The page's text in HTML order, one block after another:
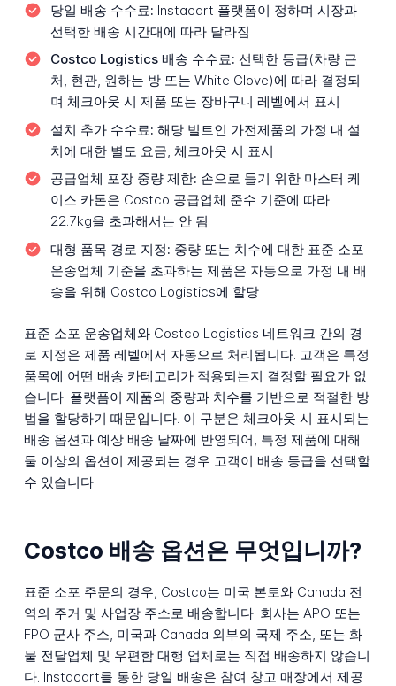
당일 배송 수수료: Instacart 플랫폼이 정하며 시장과
선택한 배송 시간대에 따라 달라짐
Costco Logistics 배송 수수료: 선택한 등급(차량 근
처, 현관, 원하는 방 또는 White Glove)에 따라 결정되
며 체크아웃 시 제품 또는 장바구니 레벨에서 표시
설치 추가 수수료: 해당 빌트인 가전제품의 가정 내 설
치에 대한 별도 요금, 체크아웃 시 표시
공급업체 포장 중량 제한: 손으로 들기 위한 마스터 케
이스 카톤은 Costco 공급업체 준수 기준에 따라
22.7kg을 초과해서는 안 됨
대형 품목 경로 지정: 중량 또는 치수에 대한 표준 소포
운송업체 기준을 초과하는 제품은 자동으로 가정 내 배
송을 위해 Costco Logistics에 할당
표준 소포 운송업체와 Costco Logistics 네트워크 간의 경
로 지정은 제품 레벨에서 자동으로 처리됩니다. 고객은 특정
품목에 어떤 배송 카테고리가 적용되는지 결정할 필요가 없
습니다. 플랫폼이 제품의 중량과 치수를 기반으로 적절한 방
법을 할당하기 때문입니다. 이 구분은 체크아웃 시 표시되는
배송 옵션과 예상 배송 날짜에 반영되어, 특정 제품에 대해
둘 이상의 옵션이 제공되는 경우 고객이 배송 등급을 선택할
수 있습니다.
Costco 배송 옵션은 무엇입니까?
표준 소포 주문의 경우, Costco는 미국 본토와 Canada 전
역의 주거 및 사업장 주소로 배송합니다. 회사는 APO 또는
FPO 군사 주소, 미국과 Canada 외부의 국제 주소, 또는 화
물 전달업체 및 우편함 대행 업체로는 직접 배송하지 않습니
다. Instacart를 통한 당일 배송은 참여 창고 매장에서 제공